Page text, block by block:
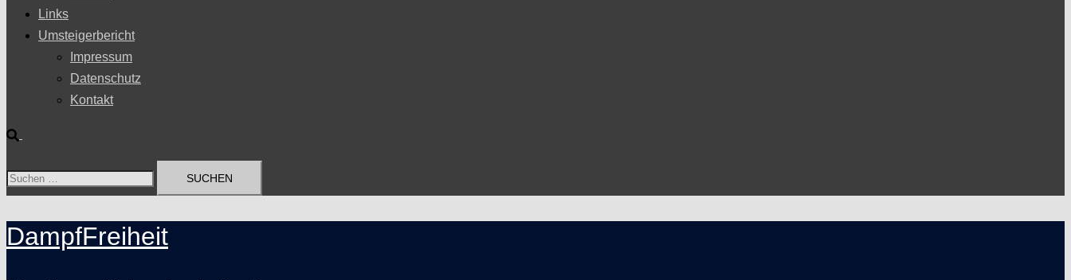
Links
Umsteigerbericht
Impressum
Datenschutz
Kontakt
Suche
Suchen
DampfFreiheit